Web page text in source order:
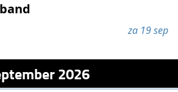
za 19 sep
2026